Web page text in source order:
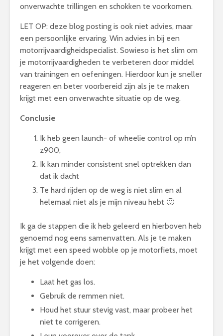
onverwachte trillingen en schokken te voorkomen.
LET OP: deze blog posting is ook niet advies, maar
een persoonlijke ervaring. Win advies in bij een
motorrijvaardigheidspecialist. Sowieso is het slim om
je motorrijvaardigheden te verbeteren door middel
van trainingen en oefeningen. Hierdoor kun je sneller
reageren en beter voorbereid zijn als je te maken
krijgt met een onverwachte situatie op de weg.
Conclusie
Ik heb geen launch- of wheelie control op m’n
z900,
Ik kan minder consistent snel optrekken dan
dat ik dacht
Te hard rijden op de weg is niet slim en al
helemaal niet als je mijn niveau hebt 🙂
Ik ga de stappen die ik heb geleerd en hierboven heb
genoemd nog eens samenvatten. Als je te maken
krijgt met een speed wobble op je motorfiets, moet
je het volgende doen:
Laat het gas los.
Gebruik de remmen niet.
Houd het stuur stevig vast, maar probeer het
niet te corrigeren.